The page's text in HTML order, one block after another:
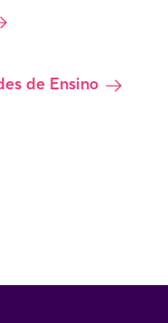
de Ensino